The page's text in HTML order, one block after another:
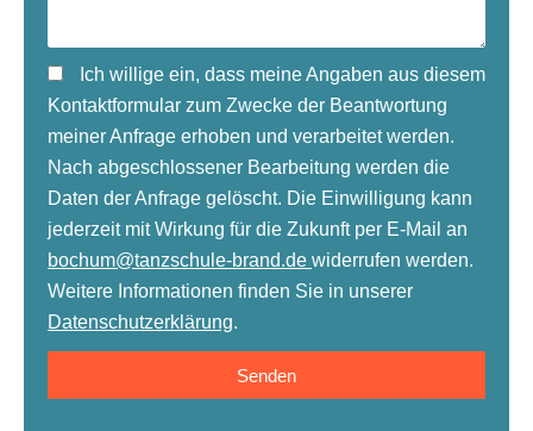
Ich willige ein, dass meine Angaben aus diesem
Kontaktformular zum Zwecke der Beantwortung
meiner Anfrage erhoben und verarbeitet werden.
Nach abgeschlossener Bearbeitung werden die
Daten der Anfrage gelöscht. Die Einwilligung kann
jederzeit mit Wirkung für die Zukunft per E-Mail an
bochum@tanzschule-brand.de widerrufen werden.
Weitere Informationen finden Sie in unserer
Datenschutzerklärung.
Senden